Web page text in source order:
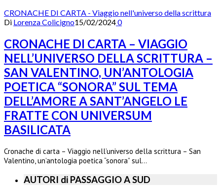
CRONACHE DI CARTA - Viaggio nell'universo della scrittura
Di Lorenza Colicigno15/02/20240
CRONACHE DI CARTA – VIAGGIO
NELL’UNIVERSO DELLA SCRITTURA –
SAN VALENTINO, UN’ANTOLOGIA
POETICA “SONORA” SUL TEMA
DELL’AMORE A SANT’ANGELO LE
FRATTE CON UNIVERSUM
BASILICATA
Cronache di carta – Viaggio nell’universo della scrittura – San
Valentino, un’antologia poetica “sonora” sul…
AUTORI di PASSAGGIO A SUD